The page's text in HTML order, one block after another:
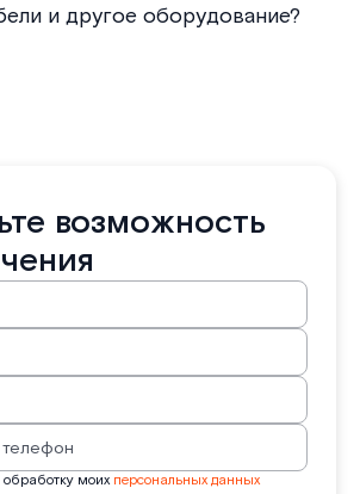
и другое оборудование?
возможность
обработку моих персональных данных